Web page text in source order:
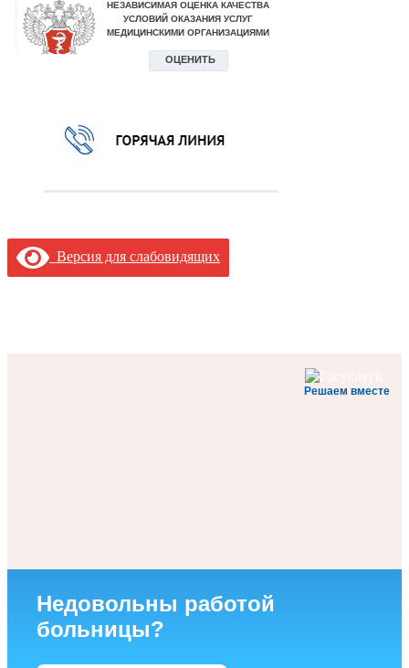
Версия для слабовидящих
Решаем вместе
Недовольны работой
больницы?